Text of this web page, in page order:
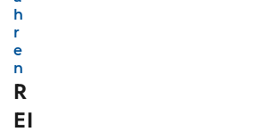
h
r
e
n
R
EI